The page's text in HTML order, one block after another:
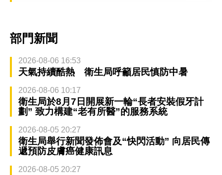
部門新聞
2026-08-06 16:53
天氣持續酷熱 衛生局呼籲居民慎防中暑
2026-08-06 10:17
衛生局於8月7日開展新一輪“長者安裝假牙計
劃” 致力構建“老有所醫”的服務系統
2026-08-05 20:27
衛生局舉行新聞發佈會及“快閃活動” 向居民傳
遞預防皮膚癌健康訊息
2026-08-05 20:27